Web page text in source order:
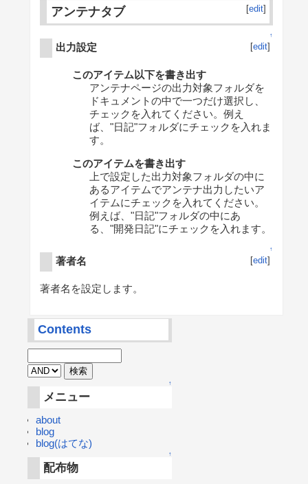
アンテナタブ [edit]
↑
出力設定 [edit]
このアイテム以下を書き出す
アンテナページの出力対象フォルダを
ドキュメントの中で一つだけ選択し、
チェックを入れてください。例え
ば、"日記"フォルダにチェックを入れま
す。
このアイテムを書き出す
上で設定した出力対象フォルダの中に
あるアイテムでアンテナ出力したいア
イテムにチェックを入れてください。
例えば、"日記"フォルダの中にあ
る、"開発日記"にチェックを入れます。
↑
著者名 [edit]
著者名を設定します。
Contents
↑
メニュー
about
blog
blog(はてな)
↑
配布物